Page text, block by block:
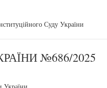
Суду України
№686/2025